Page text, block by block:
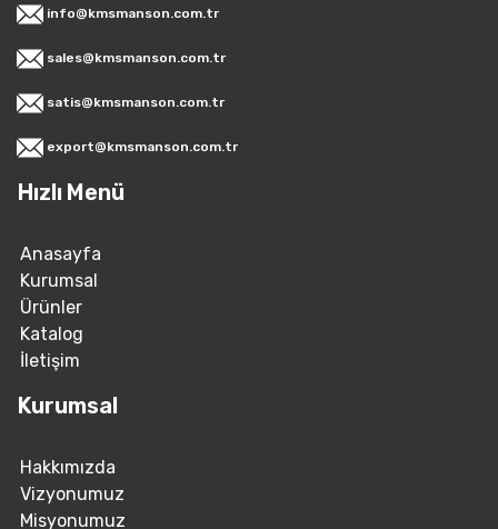
info@kmsmanson.com.tr
sales@kmsmanson.com.tr
satis@kmsmanson.com.tr
export@kmsmanson.com.tr
Hızlı Menü
Anasayfa
Kurumsal
Ürünler
Katalog
İletişim
Kurumsal
Hakkımızda
Vizyonumuz
Misyonumuz